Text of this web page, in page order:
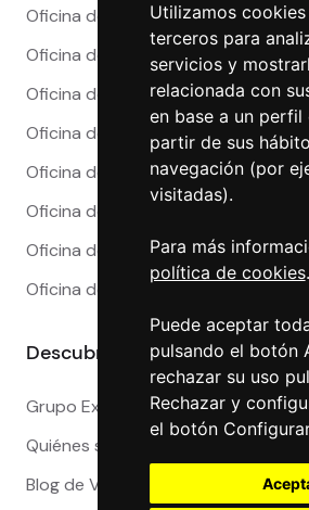
Utilizamos
terceros para
servicios y
relacionada con
en base a un perfil
partir de sus
navegación (por
visitadas).
Para más
política de cookies.
Puede aceptar
pulsando el botón
rechazar su uso
Rechazar y
el botón
Oficina de Cambio en Barcelona
Oficina de Cambio en Córdoba
Oficina de Cambio en Granada
Oficina de Cambio en Madrid
Oficina de Cambio en Málaga
Oficina de Cambio en Marbella
Oficina de Cambio en Sevilla
Oficina de Cambio en Valencia
Descubre más
Grupo Exact
Quiénes somos
Blog de Viajeros